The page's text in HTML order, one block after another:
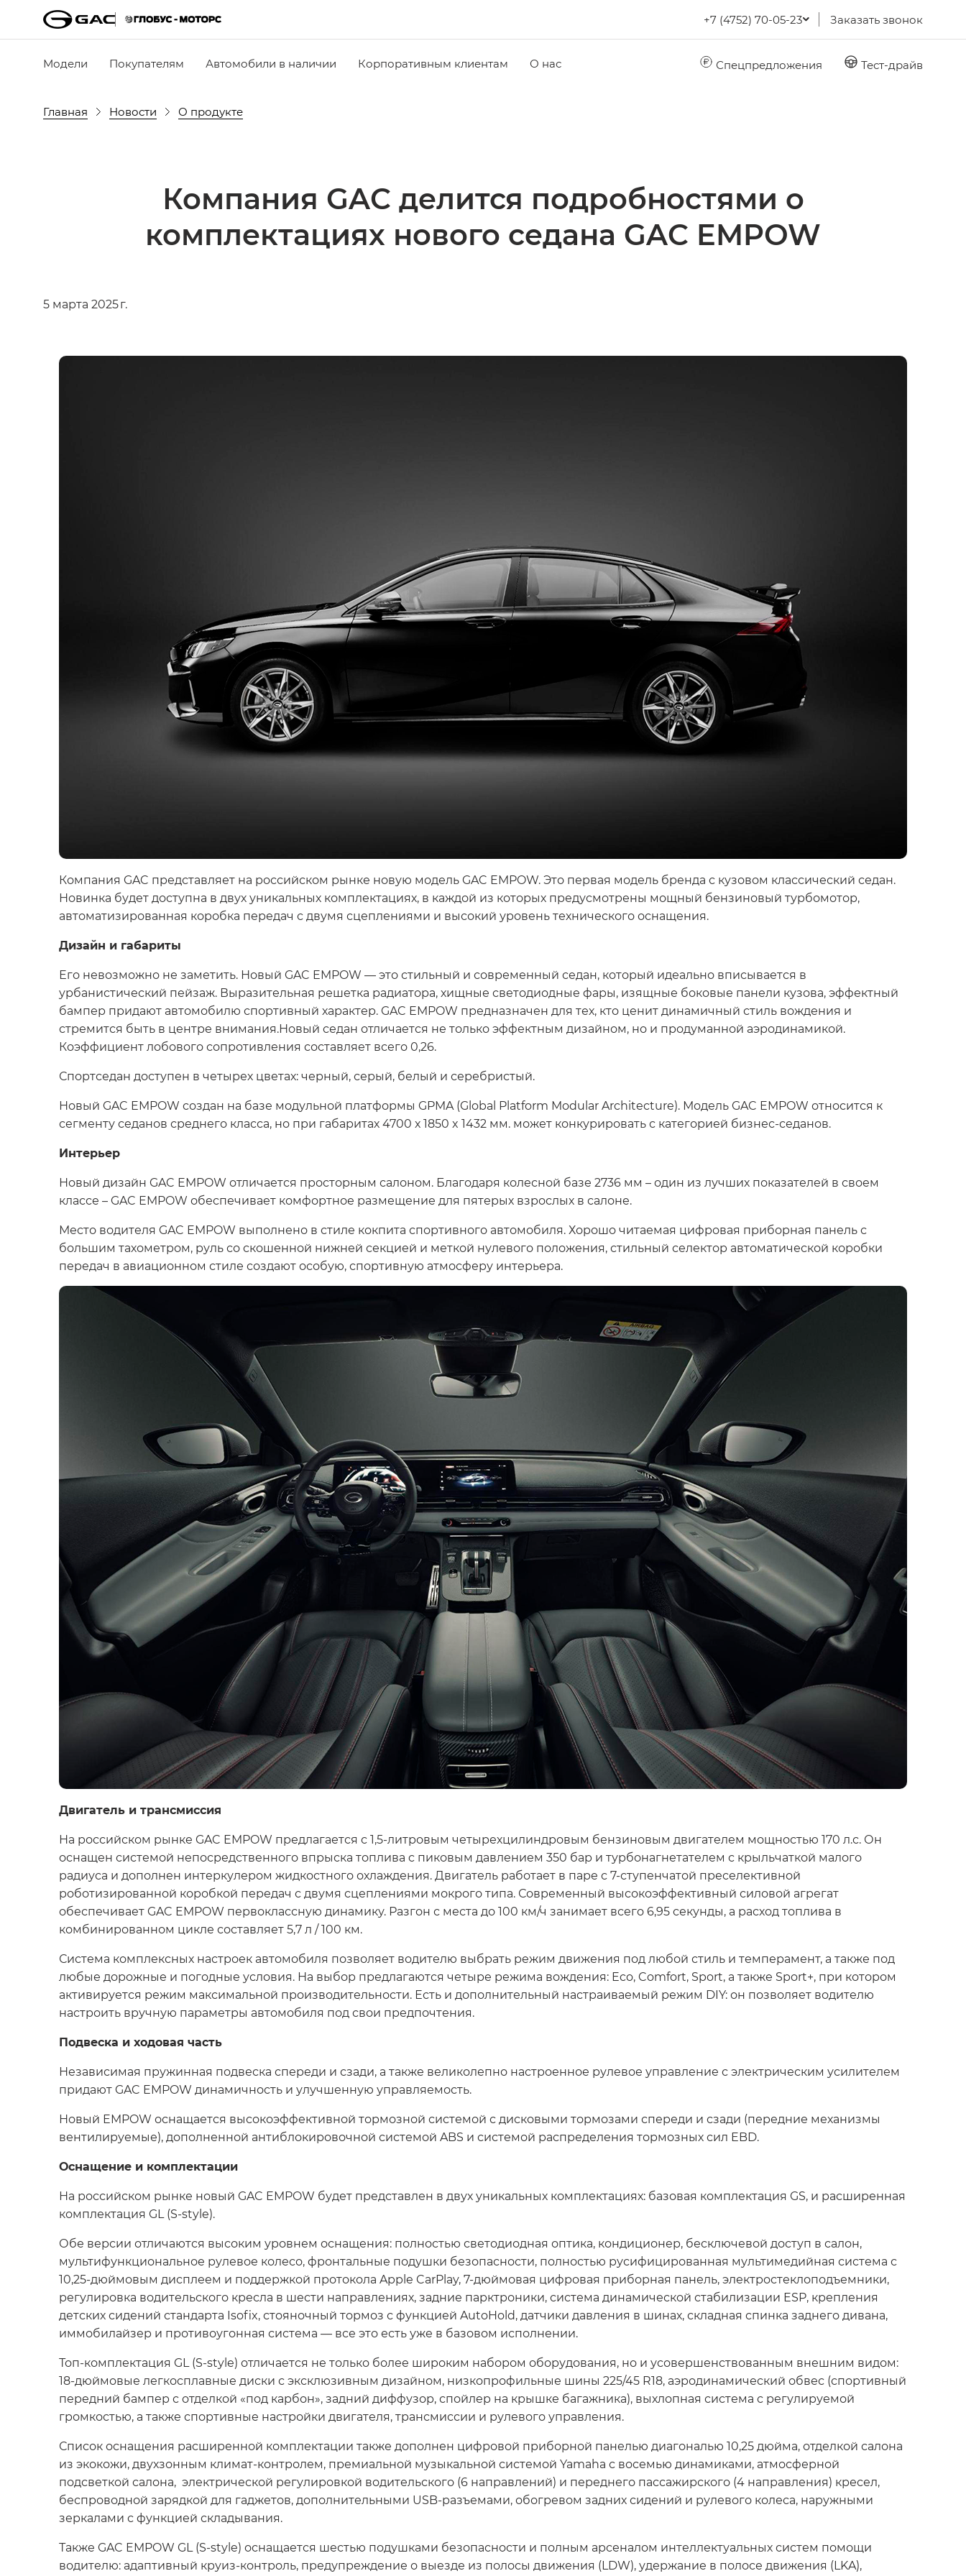
+7 (4752) 70-05-23 Заказать звонок
Модели Покупателям Автомобили в наличии Корпоративным клиентам О нас Спецпредложения Тест-драйв
Главная Новости О продукте
Компания GAC делится подробностями о
комплектациях нового седана GAC EMPOW
5 марта 2025 г.
Компания GAC представляет на российском рынке новую модель GAC EMPOW. Это первая модель бренда с кузовом классический седан.
Новинка будет доступна в двух уникальных комплектациях, в каждой из которых предусмотрены мощный бензиновый турбомотор,
автоматизированная коробка передач с двумя сцеплениями и высокий уровень технического оснащения.
Дизайн и габариты
Его невозможно не заметить. Новый GAC EMPOW — это стильный и современный седан, который идеально вписывается в
урбанистический пейзаж. Выразительная решетка радиатора, хищные светодиодные фары, изящные боковые панели кузова, эффектный
бампер придают автомобилю спортивный характер. GAC EMPOW предназначен для тех, кто ценит динамичный стиль вождения и
стремится быть в центре внимания.Новый седан отличается не только эффектным дизайном, но и продуманной аэродинамикой.
Коэффициент лобового сопротивления составляет всего 0,26.
Спортседан доступен в четырех цветах: черный, серый, белый и серебристый.
Новый GAC EMPOW создан на базе модульной платформы GPMA (Global Platform Modular Architecture). Модель GAC EMPOW относится к
сегменту седанов среднего класса, но при габаритах 4700 х 1850 x 1432 мм. может конкурировать с категорией бизнес-седанов.
Интерьер
Новый дизайн GAC EMPOW отличается просторным салоном. Благодаря колесной базе 2736 мм – один из лучших показателей в своем
классе – GAC EMPOW обеспечивает комфортное размещение для пятерых взрослых в салоне.
Место водителя GAC EMPOW выполнено в стиле кокпита спортивного автомобиля. Хорошо читаемая цифровая приборная панель с
большим тахометром, руль со скошенной нижней секцией и меткой нулевого положения, стильный селектор автоматической коробки
передач в авиационном стиле создают особую, спортивную атмосферу интерьера.
Двигатель и трансмиссия
На российском рынке GAC EMPOW предлагается с 1,5-литровым четырехцилиндровым бензиновым двигателем мощностью 170 л.с. Он
оснащен системой непосредственного впрыска топлива c пиковым давлением 350 бар и турбонагнетателем с крыльчаткой малого
радиуса и дополнен интеркулером жидкостного охлаждения. Двигатель работает в паре с 7-ступенчатой преселективной
роботизированной коробкой передач с двумя сцеплениями мокрого типа. Современный высокоэффективный силовой агрегат
обеспечивает GAC EMPOW первоклассную динамику. Разгон с места до 100 км/ч занимает всего 6,95 секунды, а расход топлива в
комбинированном цикле составляет 5,7 л / 100 км.
Система комплексных настроек автомобиля позволяет водителю выбрать режим движения под любой стиль и темперамент, а также под
любые дорожные и погодные условия. На выбор предлагаются четыре режима вождения: Eco, Comfort, Sport, а также Sport+, при котором
активируется режим максимальной производительности. Есть и дополнительный настраиваемый режим DIY: он позволяет водителю
настроить вручную параметры автомобиля под свои предпочтения.
Подвеска и ходовая часть
Независимая пружинная подвеска спереди и сзади, а также великолепно настроенное рулевое управление с электрическим усилителем
придают GAC EMPOW динамичность и улучшенную управляемость.
Новый EMPOW оснащается высокоэффективной тормозной системой с дисковыми тормозами спереди и сзади (передние механизмы
вентилируемые), дополненной антиблокировочной системой ABS и системой распределения тормозных сил EBD.
Оснащение и комплектации
На российском рынке новый GAC EMPOW будет представлен в двух уникальных комплектациях: базовая комплектация GS, и расширенная
комплектация GL (S-style).
Обе версии отличаются высоким уровнем оснащения: полностью светодиодная оптика, кондиционер, бесключевой доступ в салон,
мультифункциональное рулевое колесо, фронтальные подушки безопасности, полностью русифицированная мультимедийная система с
10,25-дюймовым дисплеем и поддержкой протокола Apple CarPlay, 7-дюймовая цифровая приборная панель, электростеклоподъемники,
регулировка водительского кресла в шести направлениях, задние парктроники, система динамической стабилизации ESP, крепления
детских сидений стандарта Isofix, стояночный тормоз с функцией AutoHold, датчики давления в шинах, складная спинка заднего дивана,
иммобилайзер и противоугонная система — все это есть уже в базовом исполнении.
Топ-комплектация GL (S-style) отличается не только более широким набором оборудования, но и усовершенствованным внешним видом:
18-дюймовые легкосплавные диски с эксклюзивным дизайном, низкопрофильные шины 225/45 R18, аэродинамический обвес (спортивный
передний бампер с отделкой «под карбон», задний диффузор, спойлер на крышке багажника), выхлопная система с регулируемой
громкостью, а также спортивные настройки двигателя, трансмиссии и рулевого управления.
Список оснащения расширенной комплектации также дополнен цифровой приборной панелью диагональю 10,25 дюйма, отделкой салона
из экокожи, двухзонным климат-контролем, премиальной музыкальной системой Yamaha с восемью динамиками, атмосферной
подсветкой салона, электрической регулировкой водительского (6 направлений) и переднего пассажирского (4 направления) кресел,
беспроводной зарядкой для гаджетов, дополнительными USB-разъемами, обогревом задних сидений и рулевого колеса, наружными
зеркалами с функцией складывания.
Также GAC EMPOW GL (S-style) оснащается шестью подушками безопасности и полным арсеналом интеллектуальных систем помощи
водителю: адаптивный круиз-контроль, предупреждение о выезде из полосы движения (LDW), удержание в полосе движения (LKA),